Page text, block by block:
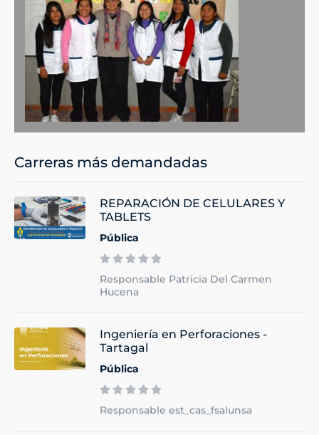
Carreras más demandadas
REPARACIÓN DE CELULARES Y
TABLETS
Pública
Responsable Patricia Del Carmen
Hucena
Ingeniería en Perforaciones -
Tartagal
Pública
Responsable est_cas_fsalunsa